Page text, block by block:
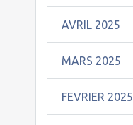
AVRIL 2025
MARS 2025
FEVRIER 2025